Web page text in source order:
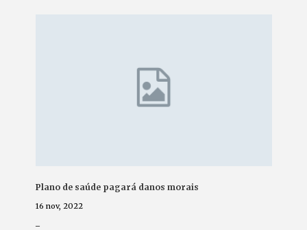
Plano de saúde pagará danos morais
16 nov, 2022